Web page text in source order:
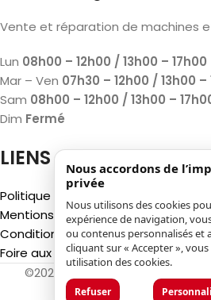
Vente et réparation de machines
Lun 08h00 – 12h00 / 13h00 – 17h00
Mar – Ven 07h30 – 12h00 / 13h00 –
Sam 08h00 – 12h00 / 13h00 –
Dim Fermé
LIENS
Politique de confidentialité
Mentions légales
Conditions générales d'utilisation
Foire aux questions (FAQ)
©2025
Castione
Nous accordons de
privée
Nous utilisons des cookies
expérience de navigation,
ou contenus personnalisés et
cliquant sur « Accepter »,
utilisation des cookies.
Refuser